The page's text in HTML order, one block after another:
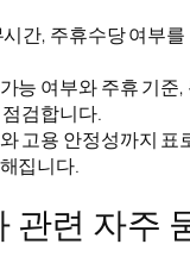
간, 주휴수당 여부
능 여부와 주휴 기준,
검합니다.
고용 안정성까지 표
집니다.
관련 자주